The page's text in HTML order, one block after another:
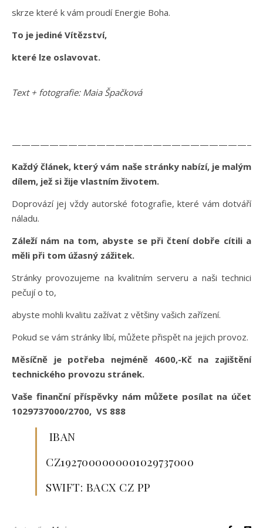
skrze které k vám proudí Energie Boha.
To je jediné Vítězství,
které lze oslavovat.
Text + fotografie: Maia Špačková
Každý článek, který vám naše stránky nabízí, je malým
dílem, jež si žije vlastním životem.
Doprovází jej vždy autorské fotografie, které vám dotváří
náladu.
Záleží nám na tom, abyste se při čtení dobře cítili a
měli při tom úžasný zážitek.
Stránky provozujeme na kvalitním serveru a naši technici
pečují o to,
abyste mohli kvalitu zažívat z většiny vašich zařízení.
Pokud se vám stránky líbí, můžete přispět na jejich provoz.
Měsíčně je potřeba nejméně 4600,-Kč na zajištění
technického provozu stránek.
Vaše finanční příspěvky nám můžete posílat na účet
1029737000/2700, VS 888
IBAN
CZ1927000000001029737000
SWIFT: BACX CZ PP